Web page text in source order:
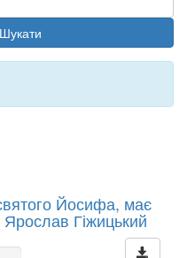
Шукати
Йосифа, має
Гіжицький